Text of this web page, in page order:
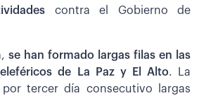
contra el Gobierno de
se han formado largas filas en las
de La Paz y El Alto. La
tercer día consecutivo largas